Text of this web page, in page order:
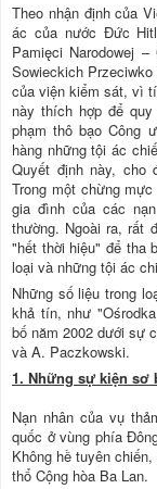
Theo nhận định của
ác của nước Đức
Pamięci Narodowej
Sowieckich
của viện kiểm sát, vì
này thích hợp để
phạm thô bạo Công
hàng những tội ác
Quyết định này, cho
Trong một chừng
gia đình của các
thường. Ngoài ra, rất
"hết thời hiệu" để tha
loại và những tội ác
Những số liệu trong
khả tín, như
bố năm 2002 dưới sự
và A. Paczkowski.
1. Những sự kiện sơ
Nạn nhân của vụ
quốc ở vùng phía
Không hề tuyên
thổ Cộng hòa Ba Lan.